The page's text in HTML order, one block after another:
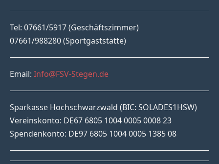
Tel: 07661/5917 (Geschäftszimmer)
07661/988280 (Sportgaststätte)
Email: Info@FSV-Stegen.de
Sparkasse Hochschwarzwald (BIC: SOLADES1HSW)
Vereinskonto: DE67 6805 1004 0005 0008 23
Spendenkonto: DE97 6805 1004 0005 1385 08